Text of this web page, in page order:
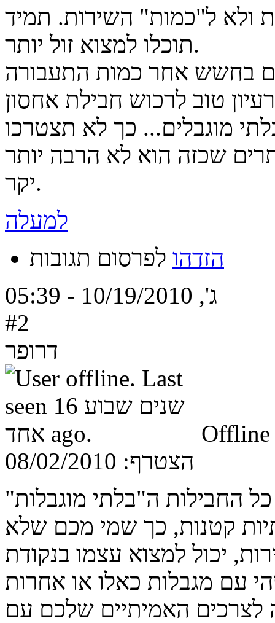
ולא ל"כמות" השירות. תמיד
תוכלו למצוא זול יותר.
בחשש אחר כמות התעבורה
טוב לרכוש חבילת אחסון
מוגבלים... כך לא תצטרכו
שכזה הוא לא הרבה יותר
יקר.
למעלה
הזדהו לפרסום תגובות
ג', 10/19/2010 - 05:39
#2
דרופר
Offline
הצטרף:
החבילות ה"בלתי מוגבלות"
קטנות, כך שמי מכם שלא
יכול למצוא עצמו בנקודת
לצרכים האמיתיים שלכם עם